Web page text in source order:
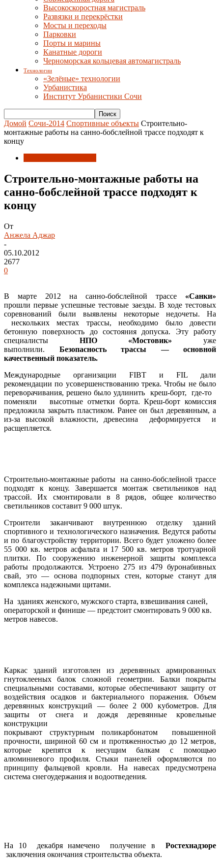
Высокоскоростная магистраль
Развязки и перекрёстки
Мосты и переходы
Парковки
Порты и марины
Канатные дороги
Черноморская кольцевая автомагистраль
Технологии
«Зелёные» технологии
Урбанистика
Институт Урбанистики Сочи
Домой Сочи-2014 Спортивные объекты Строительно-
монтажные работы на санно-бобслейной трассе подходят к
концу
Строительно-монтажные работы на
санно-бобслейной трассе подходят к
концу
От
Анжела Аджар
-
05.10.2012
2677
0
В марте 2012 на санно-бобслейной трассе «Санки»
прошли первые успешные тестовые заезды. В ходе тестовых
соревнований были выявлены некоторые недочеты. На
нескольких местах трассы, необходимо было довести
бетонную поверхность до состояния допуска. Эту работу
специалисты НПО «Мостовик» уже
выполнили. Безопасность трассы — основной
качественный показатель.
Международные организации FIBT и FIL дали
рекомендации по усовершенствованию трека. Чтобы не было
переворачивания, решено было удлинить креш-борт, где-то
поменяли высотные отметки борта. Креш-борт комиссия
предложила закрыть пластиком. Ранее он был деревянным, а
из-за высокой влажности, древесина деформируется и
расщепляется.
Строительно-монтажные работы на санно-бобслейной трассе
подходят к концу. Завершается монтаж светильников над
трассой. Их смонтировали в 8 рядов, общее количество
светильников составит 9 000 штук.
Строители заканчивают внутреннюю отделку зданий
спортивного и технологического назначения. Ведутся работы
и по благоустройству территории. Всего будет уложено более
55 000 кв. метров асфальта и 17 500 кв. метров тротуарной
плитки. По сооружению инженерной защиты комплекса
работы продолжаются. Устроено 275 из 479 буронабивных
свай, это — основа подпорных стен, которые станут для
комплекса надежными щитами.
На зданиях женского, мужского старта, взвешивания саней,
операторской и финише — предстоит смонтировать 9 000 кв.
метров навесов.
Каркас зданий изготовлен из деревянных армированных
гнутоклееных балок сложной геометрии. Балки покрыты
специальными составами, которые обеспечивают защиту от
воздействия осадков и бактериального поражения. Объем
деревянных конструкций — более 2 000 кубометров. Для
защиты от снега и дождя деревянные кровельные
конструкции
покрывают структурным поликарбонатом повышенной
прочности, шириной 60 см и протяженностью до 12 метров,
которые крепятся к несущим балкам с помощью
алюминиевого профиля. Стыки панелей оформляются по
принципу фальцевой кровли. На навесах предусмотрена
система снегоудержания и водоотведения.
На 10 декабря намечено получение в Ростехнадзоре
заключения окончания строительства объекта.